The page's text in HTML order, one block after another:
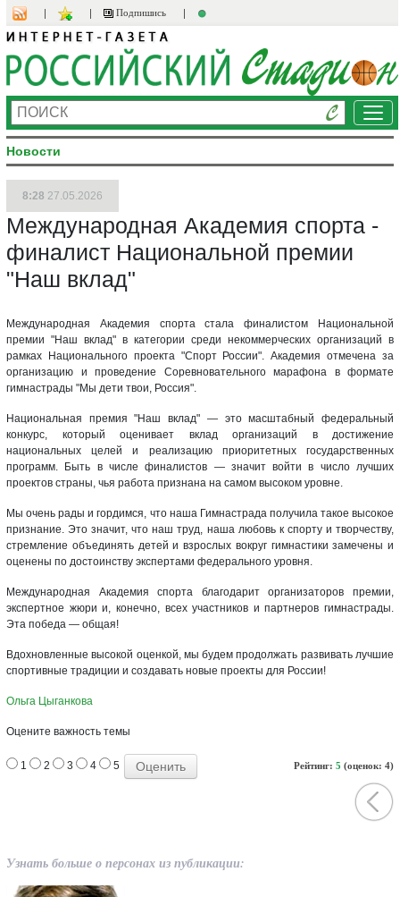
Подпишись
Новости
8:28 27.05.2026
Международная Академия спорта -
финалист Национальной премии
"Наш вклад"
Международная Академия спорта стала финалистом Национальной
премии "Наш вклад" в категории среди некоммерческих организаций в
рамках Национального проекта "Спорт России". Академия отмечена за
организацию и проведение Соревновательного марафона в формате
гимнастрады "Мы дети твои, Россия".
Национальная премия "Наш вклад" — это масштабный федеральный
конкурс, который оценивает вклад организаций в достижение
национальных целей и реализацию приоритетных государственных
программ. Быть в числе финалистов — значит войти в число лучших
проектов страны, чья работа признана на самом высоком уровне.
Мы очень рады и гордимся, что наша Гимнастрада получила такое высокое
признание. Это значит, что наш труд, наша любовь к спорту и творчеству,
стремление объединять детей и взрослых вокруг гимнастики замечены и
оценены по достоинству экспертами федерального уровня.
Международная Академия спорта благодарит организаторов премии,
экспертное жюри и, конечно, всех участников и партнеров гимнастрады.
Эта победа — общая!
Вдохновленные высокой оценкой, мы будем продолжать развивать лучшие
спортивные традиции и создавать новые проекты для России!
Ольга Цыганкова
Оцените важность темы
Рейтинг: 5 (оценок: 4)
1 2 3 4 5
Узнать больше о персонах из публикации: